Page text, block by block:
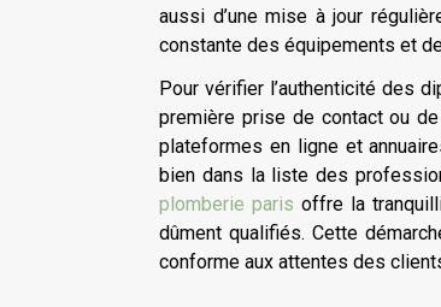
aussi d’une mise à jour
constante des équipements et
Pour vérifier l’authenticité des
première prise de contact ou
plateformes en ligne et
bien dans la liste des
plomberie paris offre la
dûment qualifiés. Cette
conforme aux attentes des